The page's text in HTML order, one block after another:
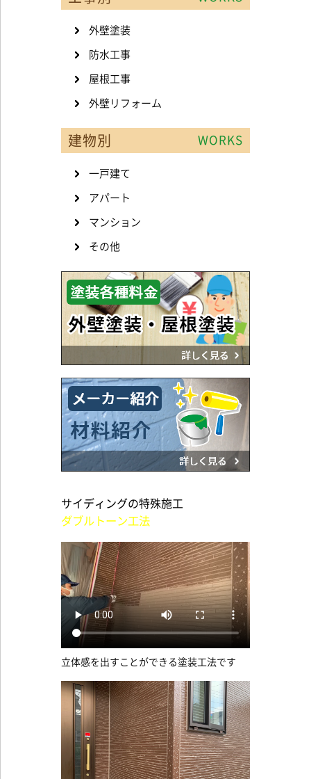
外壁塗装
防水工事
屋根工事
外壁リフォーム
建物別 WORKS
一戸建て
アパート
マンション
その他
サイディングの特殊施工
ダブルトーン工法
立体感を出すことができる塗装工法です